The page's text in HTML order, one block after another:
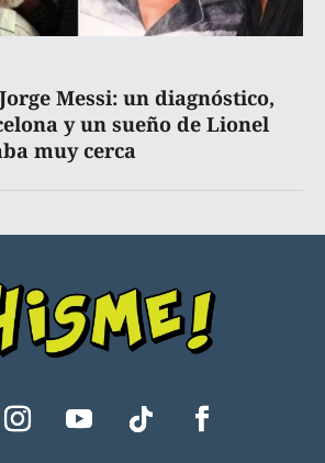
Messi: un diagnóstico,
y un sueño de Lionel
muy cerca